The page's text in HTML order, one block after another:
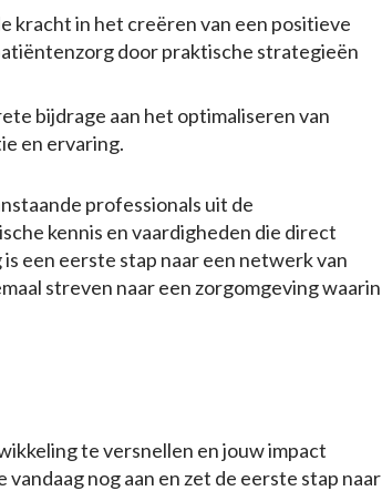
kracht in het creëren van een positieve
door praktische strategieën
bijdrage aan het optimaliseren van
en ervaring.
professionals uit de
kennis en vaardigheden die direct
een eerste stap naar een netwerk van
streven naar een zorgomgeving waarin
te versnellen en jouw impact
nog aan en zet de eerste stap naar